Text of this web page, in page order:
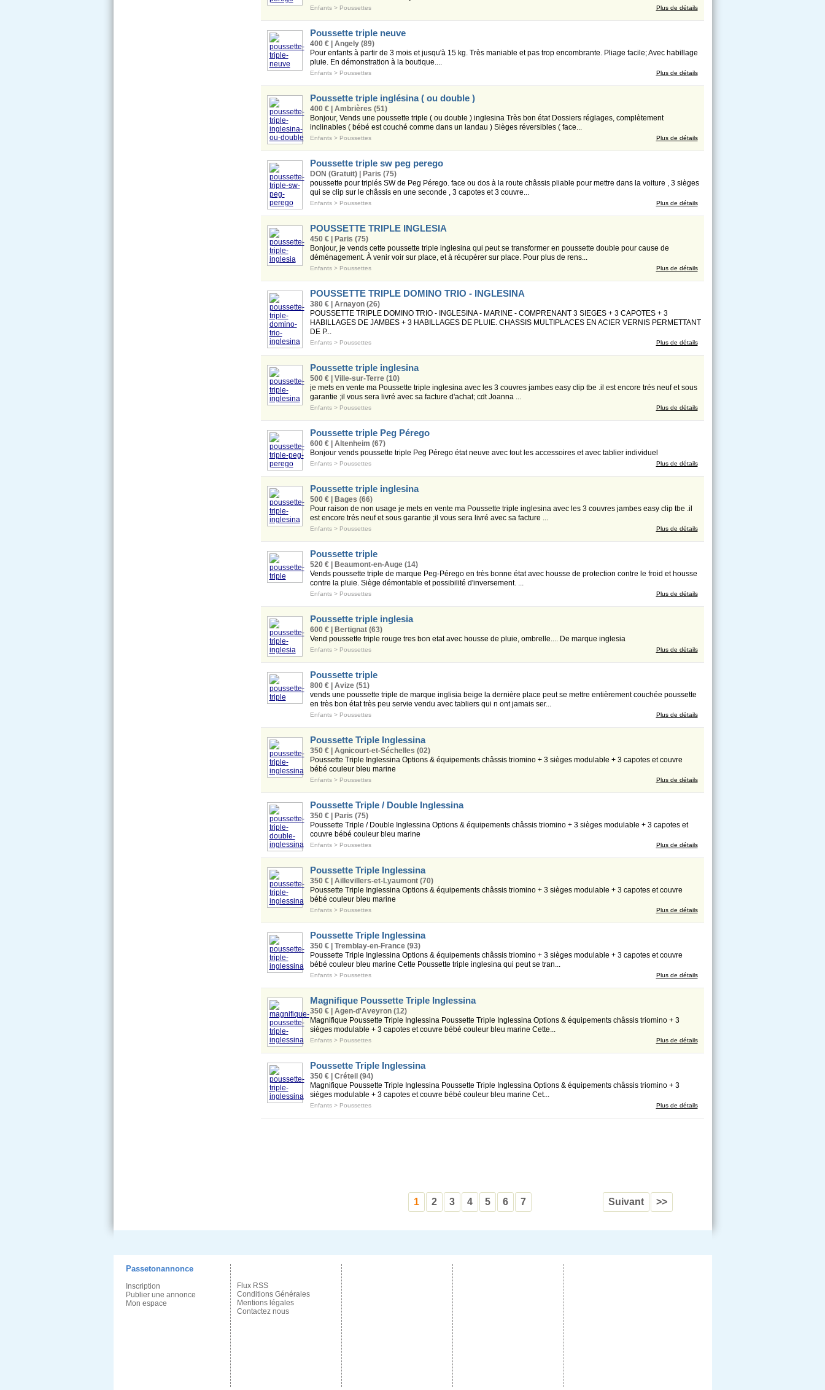
Enfants> Poussettes Plus de détails
Poussette triple neuve
400 € | Angely (89)
Pour enfants à partir de 3 mois et jusqu'à 15 kg. Très maniable et pas trop encombrante. Pliage facile; Avec habillage
pluie. En démonstration à la boutique....
Enfants> Poussettes Plus de détails
Poussette triple inglésina ( ou double )
400 € | Ambrières (51)
Bonjour, Vends une poussette triple ( ou double ) inglesina Très bon état Dossiers réglages, complètement
inclinables ( bébé est couché comme dans un landau ) Sièges réversibles ( face...
Enfants> Poussettes Plus de détails
Poussette triple sw peg perego
DON (Gratuit) | Paris (75)
poussette pour triplés SW de Peg Pérego. face ou dos à la route châssis pliable pour mettre dans la voiture , 3 sièges
qui se clip sur le châssis en une seconde , 3 capotes et 3 couvre...
Enfants> Poussettes Plus de détails
POUSSETTE TRIPLE INGLESIA
450 € | Paris (75)
Bonjour, je vends cette poussette triple inglesina qui peut se transformer en poussette double pour cause de
déménagement. À venir voir sur place, et à récupérer sur place. Pour plus de rens...
Enfants> Poussettes Plus de détails
POUSSETTE TRIPLE DOMINO TRIO - INGLESINA
380 € | Arnayon (26)
POUSSETTE TRIPLE DOMINO TRIO - INGLESINA - MARINE - COMPRENANT 3 SIEGES + 3 CAPOTES + 3
HABILLAGES DE JAMBES + 3 HABILLAGES DE PLUIE. CHASSIS MULTIPLACES EN ACIER VERNIS PERMETTANT
DE P...
Enfants> Poussettes Plus de détails
Poussette triple inglesina
500 € | Ville-sur-Terre (10)
je mets en vente ma Poussette triple inglesina avec les 3 couvres jambes easy clip tbe .il est encore trés neuf et sous
garantie ;il vous sera livré avec sa facture d'achat; cdt Joanna ...
Enfants> Poussettes Plus de détails
Poussette triple Peg Pérego
600 € | Altenheim (67)
Bonjour vends poussette triple Peg Pérego état neuve avec tout les accessoires et avec tablier individuel
Enfants> Poussettes Plus de détails
Poussette triple inglesina
500 € | Bages (66)
Pour raison de non usage je mets en vente ma Poussette triple inglesina avec les 3 couvres jambes easy clip tbe .il
est encore trés neuf et sous garantie ;il vous sera livré avec sa facture ...
Enfants> Poussettes Plus de détails
Poussette triple
520 € | Beaumont-en-Auge (14)
Vends poussette triple de marque Peg-Pérego en très bonne état avec housse de protection contre le froid et housse
contre la pluie. Siège démontable et possibilité d'inversement. ...
Enfants> Poussettes Plus de détails
Poussette triple inglesia
600 € | Bertignat (63)
Vend poussette triple rouge tres bon etat avec housse de pluie, ombrelle.... De marque inglesia
Enfants> Poussettes Plus de détails
Poussette triple
800 € | Avize (51)
vends une poussette triple de marque inglisia beige la dernière place peut se mettre entièrement couchée poussette
en très bon état très peu servie vendu avec tabliers qui n ont jamais ser...
Enfants> Poussettes Plus de détails
Poussette Triple Inglessina
350 € | Agnicourt-et-Séchelles (02)
Poussette Triple Inglessina Options & équipements châssis triomino + 3 sièges modulable + 3 capotes et couvre
bébé couleur bleu marine
Enfants> Poussettes Plus de détails
Poussette Triple / Double Inglessina
350 € | Paris (75)
Poussette Triple / Double Inglessina Options & équipements châssis triomino + 3 sièges modulable + 3 capotes et
couvre bébé couleur bleu marine
Enfants> Poussettes Plus de détails
Poussette Triple Inglessina
350 € | Aillevillers-et-Lyaumont (70)
Poussette Triple Inglessina Options & équipements châssis triomino + 3 sièges modulable + 3 capotes et couvre
bébé couleur bleu marine
Enfants> Poussettes Plus de détails
Poussette Triple Inglessina
350 € | Tremblay-en-France (93)
Poussette Triple Inglessina Options & équipements châssis triomino + 3 sièges modulable + 3 capotes et couvre
bébé couleur bleu marine Cette Poussette triple inglesina qui peut se tran...
Enfants> Poussettes Plus de détails
Magnifique Poussette Triple Inglessina
350 € | Agen-d'Aveyron (12)
Magnifique Poussette Triple Inglessina Poussette Triple Inglessina Options & équipements châssis triomino + 3
sièges modulable + 3 capotes et couvre bébé couleur bleu marine Cette...
Enfants> Poussettes Plus de détails
Poussette Triple Inglessina
350 € | Créteil (94)
Magnifique Poussette Triple Inglessina Poussette Triple Inglessina Options & équipements châssis triomino + 3
sièges modulable + 3 capotes et couvre bébé couleur bleu marine Cet...
Enfants> Poussettes Plus de détails
1 2 3 4 5 6 7 Suivant >>
Passetonannonce
Inscription
Publier une annonce
Mon espace
Flux RSS
Conditions Générales
Mentions légales
Contactez nous